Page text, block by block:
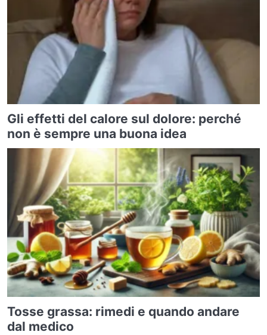
Gli effetti del calore sul dolore: perché
non è sempre una buona idea
Tosse grassa: rimedi e quando andare
dal medico